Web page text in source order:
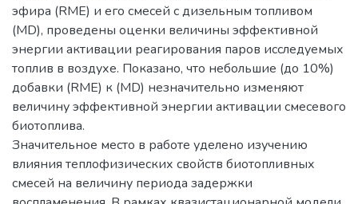
эфира (RME) и его смесей с дизельным топливом
(MD), проведены оценки величины эффективной
энергии активации реагирования паров исследуемых
топлив в воздухе. Показано, что небольшие (до 10%)
добавки (RME) к (MD) незначительно изменяют
величину эффективной энергии активации смесевого
биотоплива.
Значительное место в работе уделено изучению
влияния теплофизических свойств биотопливных
смесей на величину периода задержки